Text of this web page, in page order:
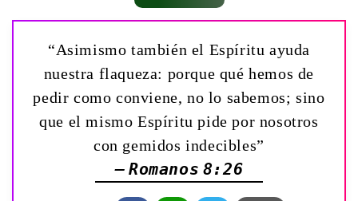
“Asimismo también el Espíritu ayuda
nuestra flaqueza: porque qué hemos de
pedir como conviene, no lo sabemos; sino
que el mismo Espíritu pide por nosotros
con gemidos indecibles”
— Romanos 8:26